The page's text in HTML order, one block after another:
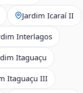
Jardim Icaraí II
Interlagos
Itaguaçu
Itaguaçu III